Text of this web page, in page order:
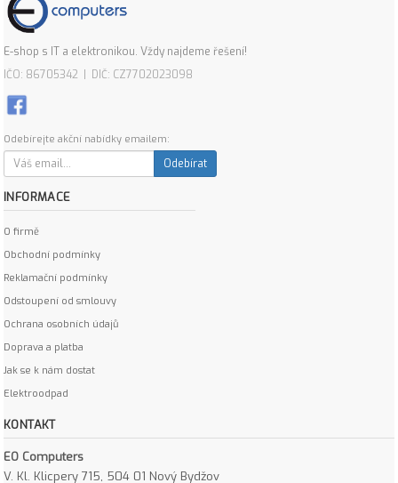
E-shop s IT a elektronikou. Vždy najdeme řešení!
IČO: 86705342 | DIČ: CZ7702023098
Odebírejte akční nabídky emailem:
Odebírat
INFORMACE
O firmě
Obchodní podmínky
Reklamační podmínky
Odstoupení od smlouvy
Ochrana osobních údajů
Doprava a platba
Jak se k nám dostat
Elektroodpad
KONTAKT
EO Computers
V. Kl. Klicpery 715, 504 01 Nový Bydžov